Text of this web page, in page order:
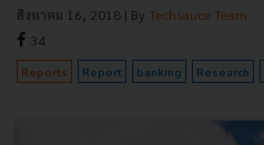
สิงหาคม 16, 2018 | By Techsauce Team
34
Reports Report banking Research